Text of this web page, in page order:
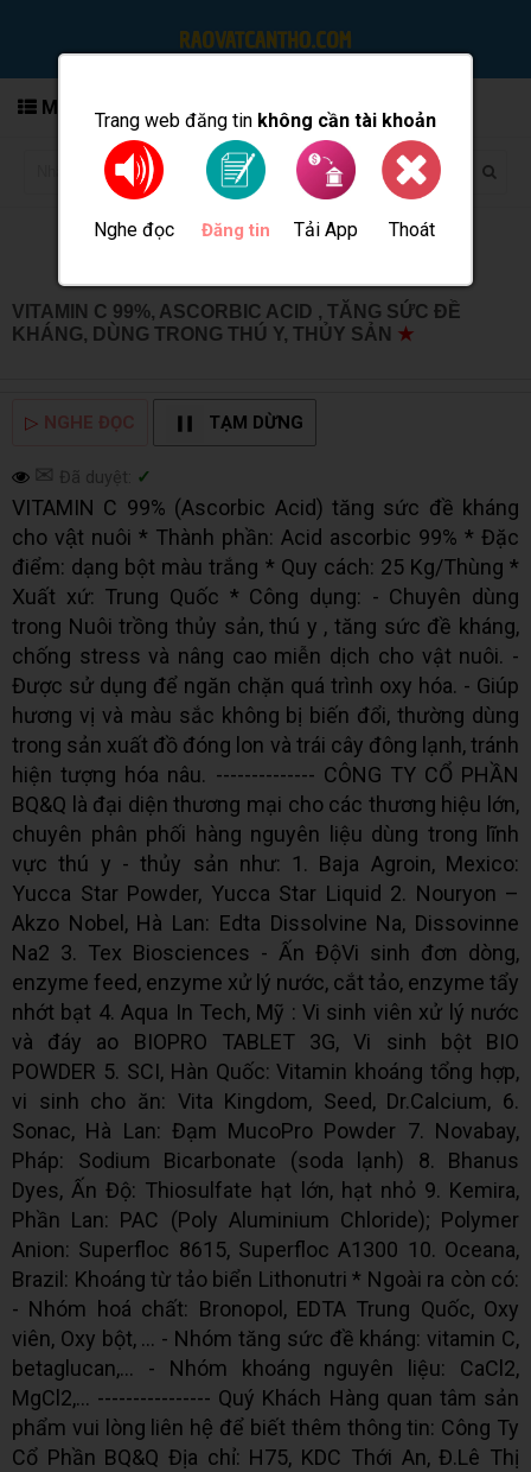
Trang web đăng tin không cần tài khoản
Nghe đọc Đăng tin Tải App Thoát
MENU
VITAMIN C 99%, ASCORBIC ACID , TĂNG SỨC ĐỀ
KHÁNG, DÙNG TRONG THÚ Y, THỦY SẢN ★
▷ NGHE ĐỌC TẠM DỪNG
✉ Đã duyệt: ✓
VITAMIN C 99% (Ascorbic Acid) tăng sức đề kháng
cho vật nuôi * Thành phần: Acid ascorbic 99% * Đặc
điểm: dạng bột màu trắng * Quy cách: 25 Kg/Thùng *
Xuất xứ: Trung Quốc * Công dụng: - Chuyên dùng
trong Nuôi trồng thủy sản, thú y , tăng sức đề kháng,
chống stress và nâng cao miễn dịch cho vật nuôi. -
Được sử dụng để ngăn chặn quá trình oxy hóa. - Giúp
hương vị và màu sắc không bị biến đổi, thường dùng
trong sản xuất đồ đóng lon và trái cây đông lạnh, tránh
hiện tượng hóa nâu. -------------- CÔNG TY CỔ PHẦN
BQ&Q là đại diện thương mại cho các thương hiệu lớn,
chuyên phân phối hàng nguyên liệu dùng trong lĩnh
vực thú y - thủy sản như: 1. Baja Agroin, Mexico:
Yucca Star Powder, Yucca Star Liquid 2. Nouryon –
Akzo Nobel, Hà Lan: Edta Dissolvine Na, Dissovinne
Na2 3. Tex Biosciences - Ấn ĐộVi sinh đơn dòng,
enzyme feed, enzyme xử lý nước, cắt tảo, enzyme tẩy
nhớt bạt 4. Aqua In Tech, Mỹ : Vi sinh viên xử lý nước
và đáy ao BIOPRO TABLET 3G, Vi sinh bột BIO
POWDER 5. SCI, Hàn Quốc: Vitamin khoáng tổng hợp,
vi sinh cho ăn: Vita Kingdom, Seed, Dr.Calcium, 6.
Sonac, Hà Lan: Đạm MucoPro Powder 7. Novabay,
Pháp: Sodium Bicarbonate (soda lạnh) 8. Bhanus
Dyes, Ấn Độ: Thiosulfate hạt lớn, hạt nhỏ 9. Kemira,
Phần Lan: PAC (Poly Aluminium Chloride); Polymer
Anion: Superfloc 8615, Superfloc A1300 10. Oceana,
Brazil: Khoáng từ tảo biển Lithonutri * Ngoài ra còn có:
- Nhóm hoá chất: Bronopol, EDTA Trung Quốc, Oxy
viên, Oxy bột, ... - Nhóm tăng sức đề kháng: vitamin C,
betaglucan,… - Nhóm khoáng nguyên liệu: CaCl2,
MgCl2,... ---------------- Quý Khách Hàng quan tâm sản
phẩm vui lòng liên hệ để biết thêm thông tin: Công Ty
Cổ Phần BQ&Q Địa chỉ: H75, KDC Thới An, Đ.Lê Thị